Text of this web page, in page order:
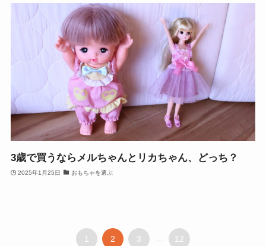
3歳で買うならメルちゃんとリカちゃん、どっち？
2025年1月25日 おもちゃを選ぶ
1 2 3 ... 12